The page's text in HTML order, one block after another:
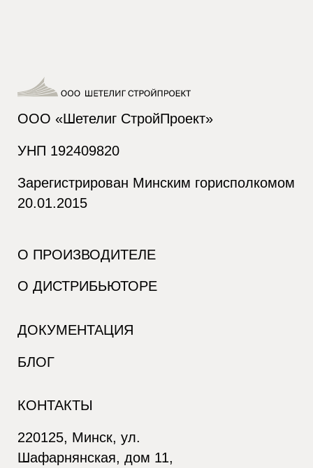
ООО «Шетелиг СтройПроект»
УНП 192409820
Зарегистрирован Минским горисполкомом
20.01.2015
О ПРОИЗВОДИТЕЛЕ
О ДИСТРИБЬЮТОРЕ
ДОКУМЕНТАЦИЯ
БЛОГ
КОНТАКТЫ
220125, Минск, ул.
Шафарнянская, дом 11,